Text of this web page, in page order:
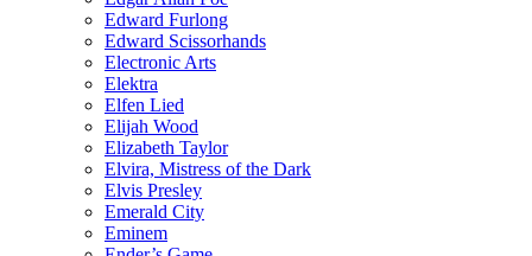
Edward Furlong
Edward Scissorhands
Electronic Arts
Elektra
Elfen Lied
Elijah Wood
Elizabeth Taylor
Elvira, Mistress of the Dark
Elvis Presley
Emerald City
Eminem